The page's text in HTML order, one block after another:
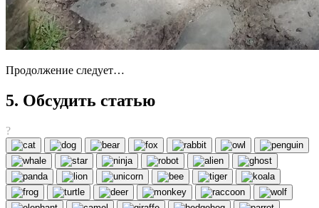
Продолжение следует…
5. Обсудить статью
?